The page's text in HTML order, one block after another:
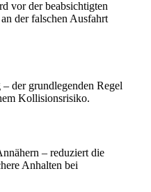
vor der beabsichtigten
der falschen Ausfahrt
der grundlegenden Regel
Kollisionsrisiko.
– reduziert die
Anhalten bei